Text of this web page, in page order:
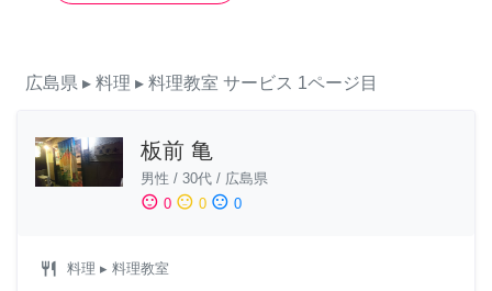
広島県 ▸ 料理 ▸ 料理教室 サービス 1ページ目
板前 亀
男性 / 30代 / 広島県
sentiment_satisfied 0 sentiment_neutral 0 sentiment_dissatisfied 0
restaurant 料理 ▸ 料理教室